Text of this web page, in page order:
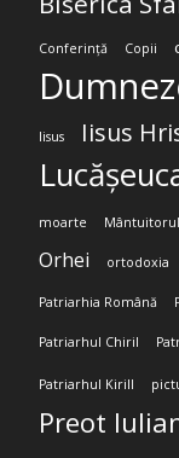
Conferință Copii
Iisus Iisus
moarte
Orhei ortodoxia
Patriarhia Română
Patriarhul Chiril
Patriarhul Kirill
Preot